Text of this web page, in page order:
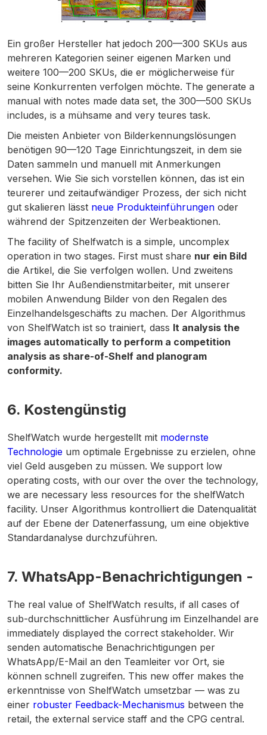
Ein großer Hersteller hat jedoch 200—300 SKUs aus
mehreren Kategorien seiner eigenen Marken und
weitere 100—200 SKUs, die er möglicherweise für
seine Konkurrenten verfolgen möchte. The generate a
manual with notes made data set, the 300—500 SKUs
includes, is a mühsame and very teures task.
Die meisten Anbieter von Bilderkennungslösungen
benötigen 90—120 Tage Einrichtungszeit, in dem sie
Daten sammeln und manuell mit Anmerkungen
versehen. Wie Sie sich vorstellen können, das ist ein
teurerer und zeitaufwändiger Prozess, der sich nicht
gut skalieren lässt neue Produkteinführungen oder
während der Spitzenzeiten der Werbeaktionen.
The facility of Shelfwatch is a simple, uncomplex
operation in two stages. First must share nur ein Bild
die Artikel, die Sie verfolgen wollen. Und zweitens
bitten Sie Ihr Außendienstmitarbeiter, mit unserer
mobilen Anwendung Bilder von den Regalen des
Einzelhandelsgeschäfts zu machen. Der Algorithmus
von ShelfWatch ist so trainiert, dass It analysis the
images automatically to perform a competition
analysis as share-of-Shelf and planogram
conformity.
6. Kostengünstig
ShelfWatch wurde hergestellt mit modernste
Technologie um optimale Ergebnisse zu erzielen, ohne
viel Geld ausgeben zu müssen. We support low
operating costs, with our over the over the technology,
we are necessary less resources for the shelfWatch
facility. Unser Algorithmus kontrolliert die Datenqualität
auf der Ebene der Datenerfassung, um eine objektive
Standardanalyse durchzuführen.
7. WhatsApp-Benachrichtigungen -
The real value of ShelfWatch results, if all cases of
sub-durchschnittlicher Ausführung im Einzelhandel are
immediately displayed the correct stakeholder. Wir
senden automatische Benachrichtigungen per
WhatsApp/E-Mail an den Teamleiter vor Ort, sie
können schnell zugreifen. This new offer makes the
erkenntnisse von ShelfWatch umsetzbar — was zu
einer robuster Feedback-Mechanismus between the
retail, the external service staff and the CPG central.